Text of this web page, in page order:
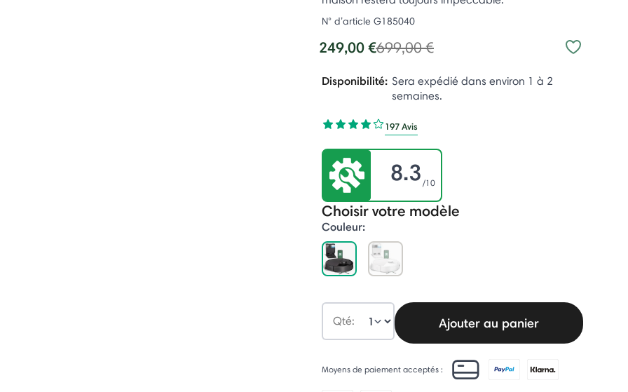
N° d’article G185040
249,00 €Price reduced from
699,00 €to
Disponibilité: Sera expédié dans environ 1 à 2
semaines.
197 Avis
8.3 /10
Choisir votre modèle
Couleur:
Qté: Ajouter au panier
Moyens de paiement acceptés :